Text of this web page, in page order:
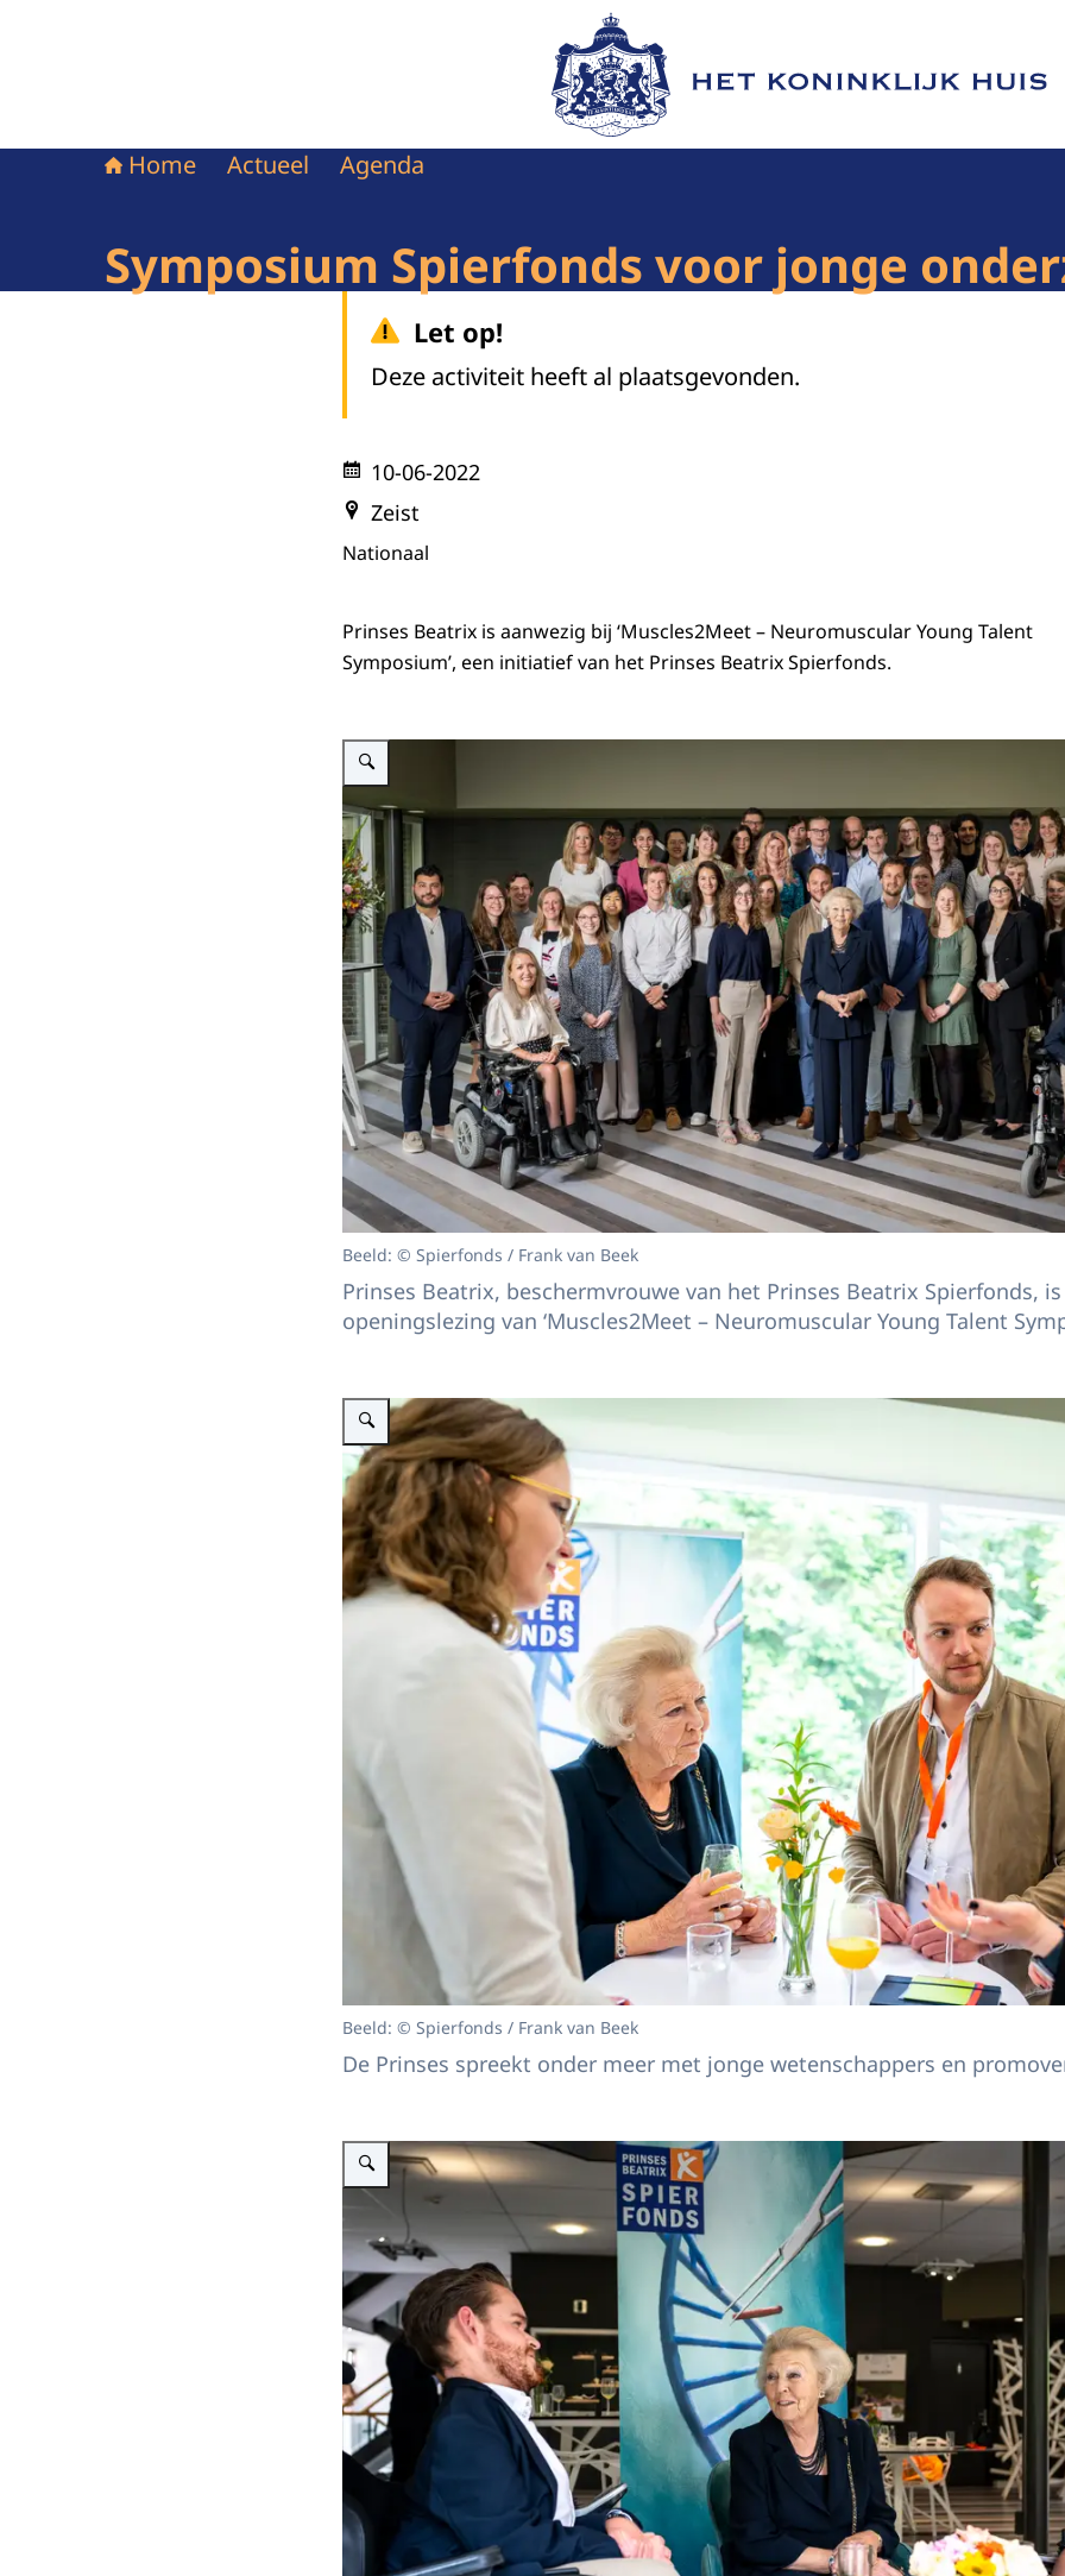
Naar de homepage van Het Koninklijk Huis
Home Actueel Agenda
Symposium Spierfonds voor jonge
Let op!
Deze activiteit heeft al plaatsgevonden.
10-06-2022
Zeist
Nationaal
Prinses Beatrix is aanwezig bij ‘Muscles2Meet – Neuromuscular Young Talent
Symposium’, een initiatief van het Prinses Beatrix Spierfonds.
Vergroot afbeelding Met Muscles2Meet wil het Prinses Beatrix Spierfonds jong onderzoekstalent op
Beeld: © Spierfonds / Frank van Beek
Prinses Beatrix, beschermvrouwe van het Prinses Beatrix Spierfonds,
openingslezing van ‘Muscles2Meet – Neuromuscular Young Talent
Vergroot afbeelding Met Muscles2Meet wil het Prinses Beatrix Spierfonds jong onderzoekstalent op
Beeld: © Spierfonds / Frank van Beek
De Prinses spreekt onder meer met jonge wetenschappers en
Vergroot afbeelding Met Muscles2Meet wil het Prinses Beatrix Spierfonds jong onderzoekstalent op